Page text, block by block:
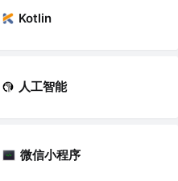
Kotlin
人工智能
微信小程序